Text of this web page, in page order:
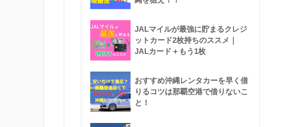
JALマイルが最強に貯まるクレジ
ットカード2枚持ちのススメ｜
JALカード＋もう1枚
おすすめ沖縄レンタカーを早く借
りるコツは那覇空港で借りないこ
と！